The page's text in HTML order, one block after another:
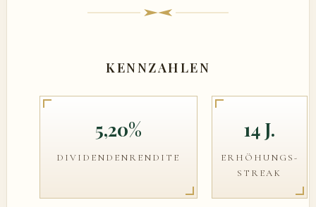
KENNZAHLEN
5,20%
DIVIDENDENRENDITE
14 J.
ERHÖHUNGS-
STREAK